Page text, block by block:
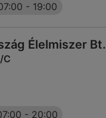
- 19:00
Élelmiszer Bt.
C
- 20:00